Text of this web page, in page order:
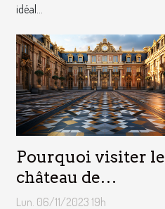
idéal...
Pourquoi visiter le
château de
Versailles ?
Lun. 06/11/2023 19h